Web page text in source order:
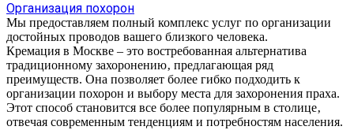
Организация похорон
Мы предоставляем полный комплекс услуг по организации
достойных проводов вашего близкого человека.
Кремация в Москве – это востребованная альтернатива
традиционному захоронению‚ предлагающая ряд
преимуществ. Она позволяет более гибко подходить к
организации похорон и выбору места для захоронения праха.
Этот способ становится все более популярным в столице‚
отвечая современным тенденциям и потребностям населения.